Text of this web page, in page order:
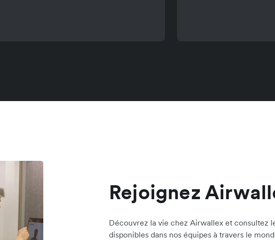
Rejoignez
Découvrez la vie chez Airwallex et consultez
disponibles dans nos équipes à travers le